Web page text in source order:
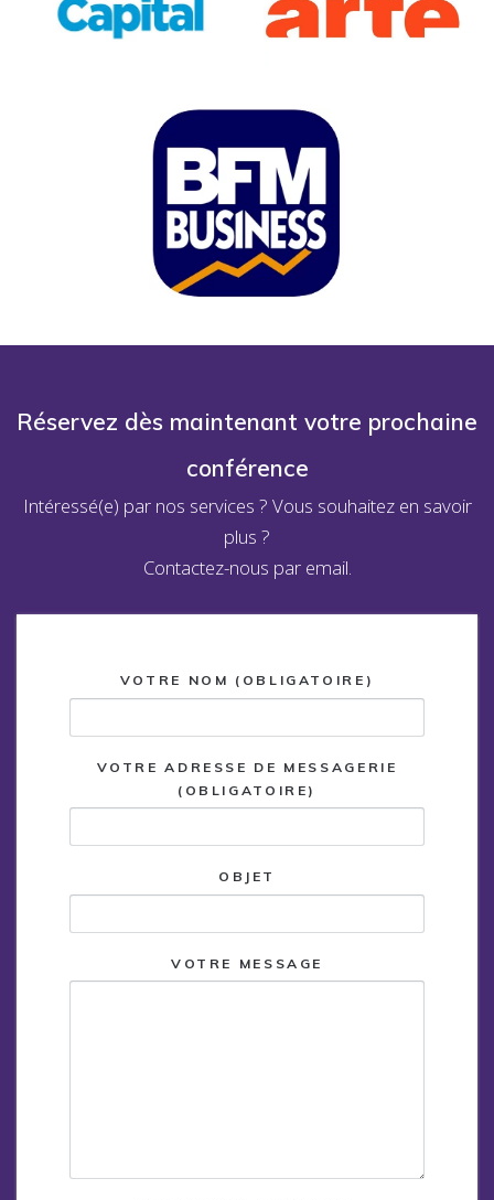
Réservez dès maintenant votre prochaine
conférence
Intéressé(e) par nos services ? Vous souhaitez en savoir
plus ?
Contactez-nous par email.
VOTRE NOM (OBLIGATOIRE)
VOTRE ADRESSE DE MESSAGERIE
(OBLIGATOIRE)
OBJET
VOTRE MESSAGE